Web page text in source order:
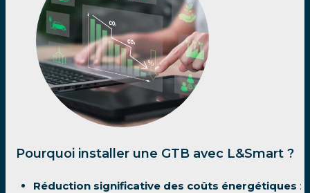
Pourquoi installer une GTB avec L&Smart ?
Réduction significative des coûts énergétiques :